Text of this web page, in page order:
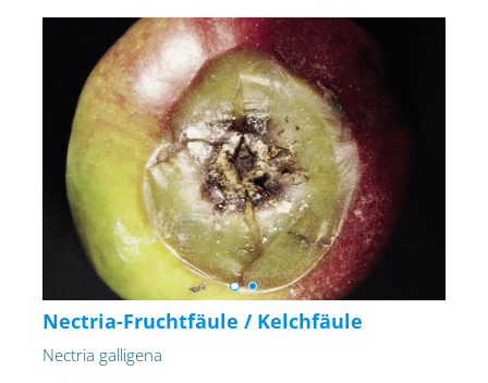
Nectria-Fruchtfäule / Kelchfäule
Nectria galligena